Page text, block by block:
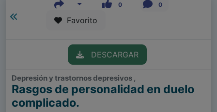
0 0
Favorito
DESCARGAR
Depresión y trastornos depresivos ,
Rasgos de personalidad en duelo
complicado.